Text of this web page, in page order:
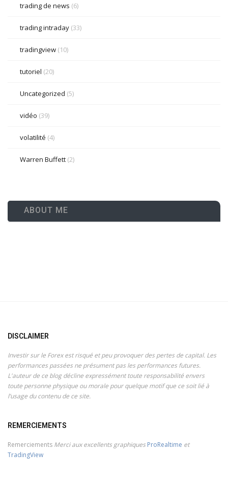
trading de news (6)
trading intraday (33)
tradingview (10)
tutoriel (20)
Uncategorized (5)
vidéo (39)
volatilité (4)
Warren Buffett (2)
ABOUT ME
DISCLAIMER
Investir sur le Forex est risqué et peu provoquer des pertes de capital. Les
performances passées ne présument pas les performances futures.
L'auteur de ce blog décline expressément toute responsabilité envers
toute personne physique ou morale pour quelque motif que ce soit lié à
l’usage du contenu de ce site.
REMERCIEMENTS
Remerciements Merci aux excellents graphiques ProRealtime et
TradingView